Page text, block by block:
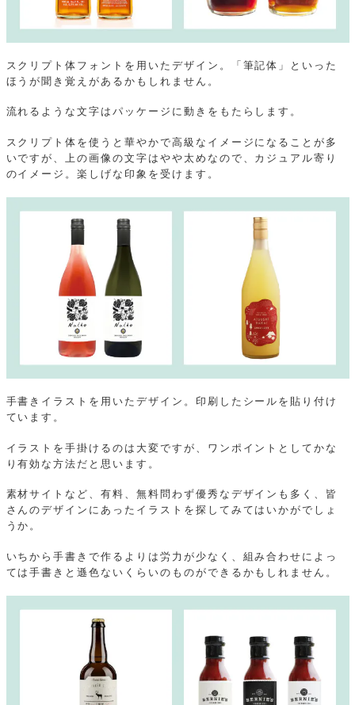
スクリプト体フォントを用いたデザイン。「筆記体」といった
ほうが聞き覚えがあるかもしれません。
流れるような文字はパッケージに動きをもたらします。
スクリプト体を使うと華やかで高級なイメージになることが多
いですが、上の画像の文字はやや太めなので、カジュアル寄り
のイメージ。楽しげな印象を受けます。
手書きイラストを用いたデザイン。印刷したシールを貼り付け
ています。
イラストを手掛けるのは大変ですが、ワンポイントとしてかな
り有効な方法だと思います。
素材サイトなど、有料、無料問わず優秀なデザインも多く、皆
さんのデザインにあったイラストを探してみてはいかがでしょ
うか。
いちから手書きで作るよりは労力が少なく、組み合わせによっ
ては手書きと遜色ないくらいのものができるかもしれません。